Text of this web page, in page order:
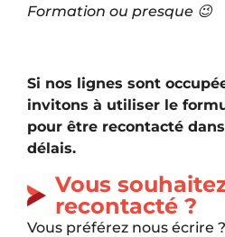
Formation ou presque 😉
Si nos lignes sont
invitons à utiliser le
pour être recontacté
délais.
Vous
recontacté ?
Vous préférez nous écrire